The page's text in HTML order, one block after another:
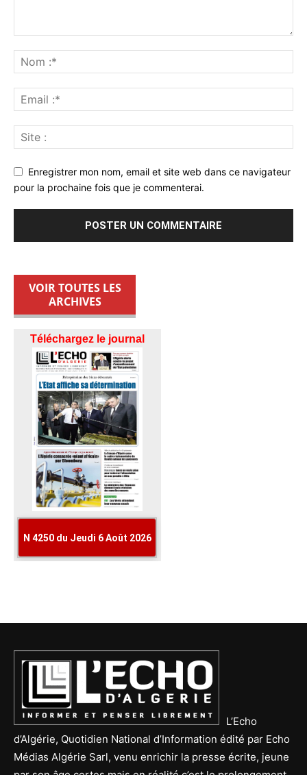
Enregistrer mon nom, email et site web dans ce navigateur
pour la prochaine fois que je commenterai.
VOIR TOUTES LES
ARCHIVES
L’Echo
d’Algérie, Quotidien National d’Information édité par Echo
Médias Algérie Sarl, venu enrichir la presse écrite, jeune